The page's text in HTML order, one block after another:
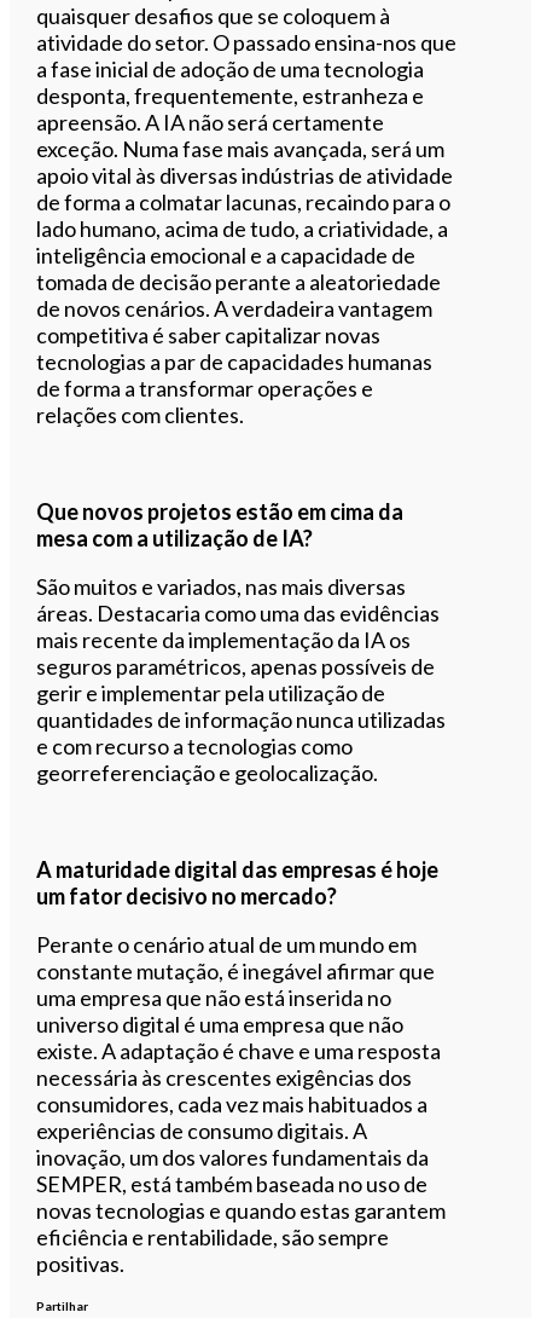
quaisquer desafios que se coloquem à
atividade do setor. O passado ensina-nos que
a fase inicial de adoção de uma tecnologia
desponta, frequentemente, estranheza e
apreensão. A IA não será certamente
exceção. Numa fase mais avançada, será um
apoio vital às diversas indústrias de atividade
de forma a colmatar lacunas, recaindo para o
lado humano, acima de tudo, a criatividade, a
inteligência emocional e a capacidade de
tomada de decisão perante a aleatoriedade
de novos cenários. A verdadeira vantagem
competitiva é saber capitalizar novas
tecnologias a par de capacidades humanas
de forma a transformar operações e
relações com clientes.
Que novos projetos estão em cima da
mesa com a utilização de IA?
São muitos e variados, nas mais diversas
áreas. Destacaria como uma das evidências
mais recente da implementação da IA os
seguros paramétricos, apenas possíveis de
gerir e implementar pela utilização de
quantidades de informação nunca utilizadas
e com recurso a tecnologias como
georreferenciação e geolocalização.
A maturidade digital das empresas é hoje
um fator decisivo no mercado?
Perante o cenário atual de um mundo em
constante mutação, é inegável afirmar que
uma empresa que não está inserida no
universo digital é uma empresa que não
existe. A adaptação é chave e uma resposta
necessária às crescentes exigências dos
consumidores, cada vez mais habituados a
experiências de consumo digitais. A
inovação, um dos valores fundamentais da
SEMPER, está também baseada no uso de
novas tecnologias e quando estas garantem
eficiência e rentabilidade, são sempre
positivas.
Partilhar